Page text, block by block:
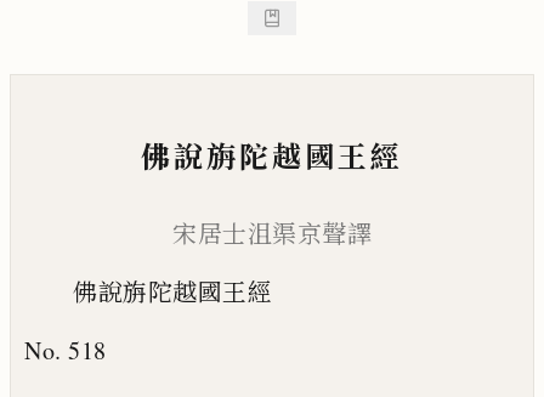
佛說旃陀越國王經
宋居士沮渠京聲譯
佛說旃陀越國王經
No. 518